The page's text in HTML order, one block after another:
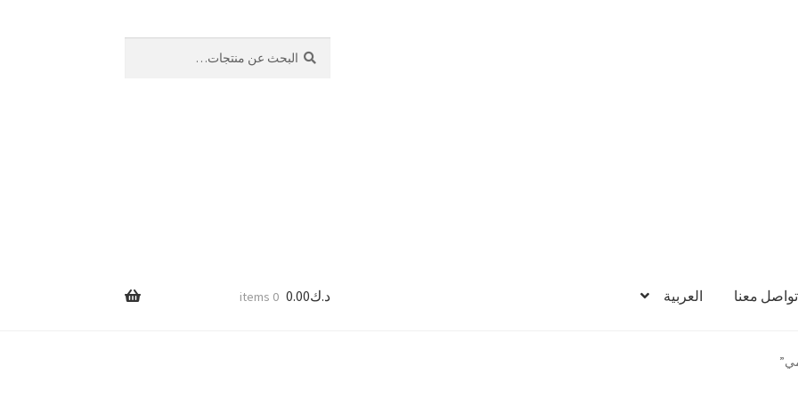
عن:
تواصل معنا العربية د.ك0.00
0 items